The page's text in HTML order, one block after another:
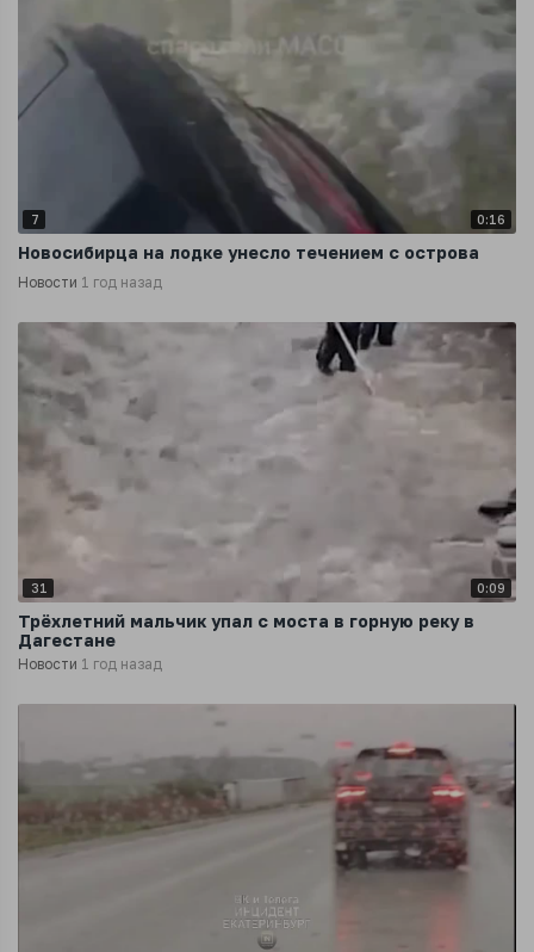
7 0:16
Новосибирца на лодке унесло течением с острова
Новости 1 год назад
31 0:09
Трёхлетний мальчик упал с моста в горную реку в
Дагестане
Новости 1 год назад